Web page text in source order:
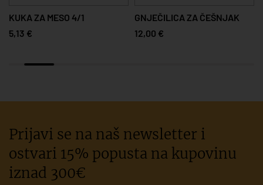
KUKA ZA MESO 4/1
5,13 €
GNJEČILICA ZA ČEŠNJAK
12,00 €
Prijavi se na naš newsletter i
ostvari 15% popusta na kupovinu
iznad 300€